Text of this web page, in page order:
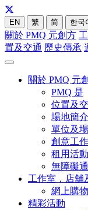
EN 繁 简 한국
關於 PMQ 元創方
置及交通 歷史傳承
關於 PMQ 元
PMQ 是
位置及
場地簡
單位及
創意工
租用活
無障礙
工作室，店舖
網上購物
精彩活動